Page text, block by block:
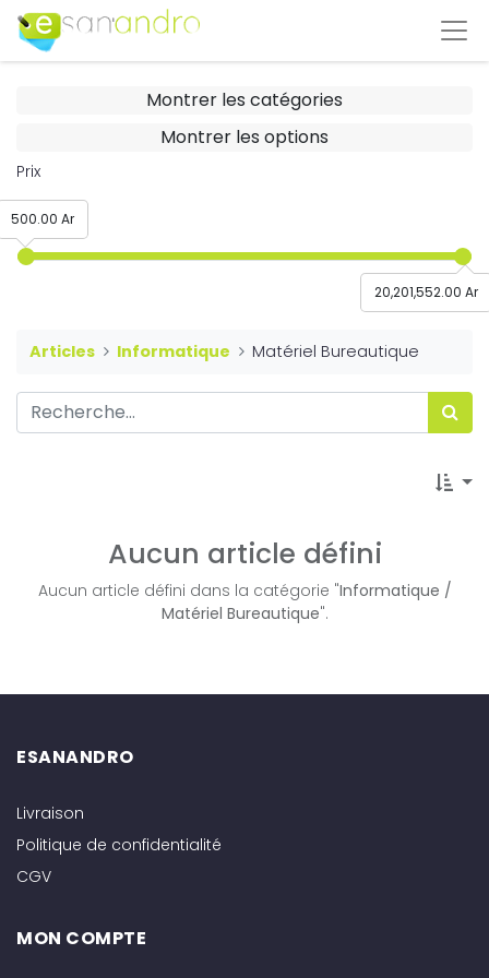
Montrer les catégories
Montrer les options
Prix
20,201,552.00 Ar
500.00 Ar
Articles Informatique Matériel Bureautique
Aucun article défini
Aucun article défini dans la catégorie "Informatique /
Matériel Bureautique".
ESANANDRO
Livraison
Politique de confidentialité
CGV
MON COMPTE